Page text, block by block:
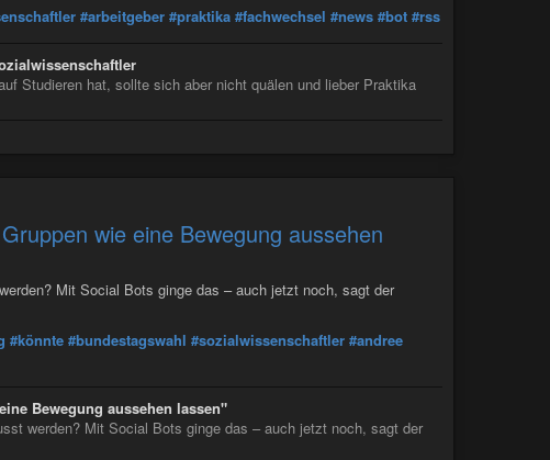
#arbeitgeber #praktika #fachwechsel #news #bot #rss
Studieren hat, sollte sich aber nicht quälen und lieber Praktika
wie eine Bewegung aussehen
Mit Social Bots ginge das – auch jetzt noch, sagt der
#könnte #bundestagswahl #sozialwissenschaftler #andree
Bewegung aussehen lassen"
werden? Mit Social Bots ginge das – auch jetzt noch, sagt der